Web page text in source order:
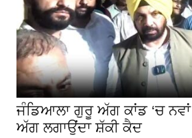
ਜੰਡਿਆਲਾ ਗੁਰੂ ਅੱਗ ਕਾਂਡ ‘ਚ
ਅੱਗ ਲਗਾਉਂਦਾ ਸ਼ੱਕੀ ਕੈਦ